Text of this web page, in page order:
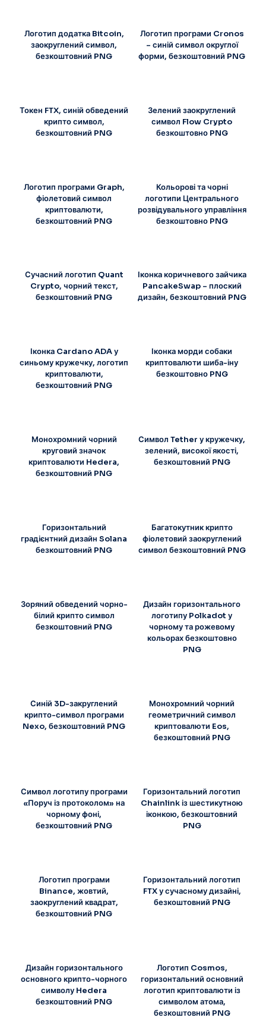
Логотип додатка Bitcoin,
заокруглений символ,
безкоштовний PNG
Логотип програми Cronos
– синій символ округлої
форми, безкоштовний PNG
Токен FTX, синій обведений
крипто символ,
безкоштовний PNG
Зелений заокруглений
символ Flow Crypto
безкоштовно PNG
Логотип програми Graph,
фіолетовий символ
криптовалюти,
безкоштовний PNG
Кольорові та чорні
логотипи Центрального
розвідувального управління
безкоштовно PNG
Сучасний логотип Quant
Crypto, чорний текст,
безкоштовний PNG
Іконка коричневого зайчика
PancakeSwap – плоский
дизайн, безкоштовний PNG
Іконка Cardano ADA у
синьому кружечку, логотип
криптовалюти,
безкоштовний PNG
Іконка морди собаки
криптовалюти шиба-іну
безкоштовно PNG
Монохромний чорний
круговий значок
криптовалюти Hedera,
безкоштовний PNG
Символ Tether у кружечку,
зелений, високої якості,
безкоштовний PNG
Горизонтальний
градієнтний дизайн Solana
безкоштовний PNG
Багатокутник крипто
фіолетовий заокруглений
символ безкоштовний PNG
Зоряний обведений чорно-
білий крипто символ
безкоштовний PNG
Дизайн горизонтального
логотипу Polkadot у
чорному та рожевому
кольорах безкоштовно
PNG
Синій 3D-закруглений
крипто-символ програми
Nexo, безкоштовний PNG
Монохромний чорний
геометричний символ
криптовалюти Eos,
безкоштовний PNG
Символ логотипу програми
«Поруч із протоколом» на
чорному фоні,
безкоштовний PNG
Горизонтальний логотип
Chainlink із шестикутною
іконкою, безкоштовний
PNG
Логотип програми
Binance, жовтий,
заокруглений квадрат,
безкоштовний PNG
Горизонтальний логотип
FTX у сучасному дизайні,
безкоштовний PNG
Дизайн горизонтального
основного крипто-чорного
символу Hedera
безкоштовний PNG
Логотип Cosmos,
горизонтальний основний
логотип криптовалюти із
символом атома,
безкоштовний PNG